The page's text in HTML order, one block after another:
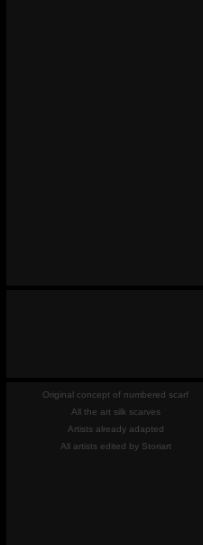
Original concept of numbered scarf
All the art silk scarves
Artists already adapted
All artists edited by Storiart